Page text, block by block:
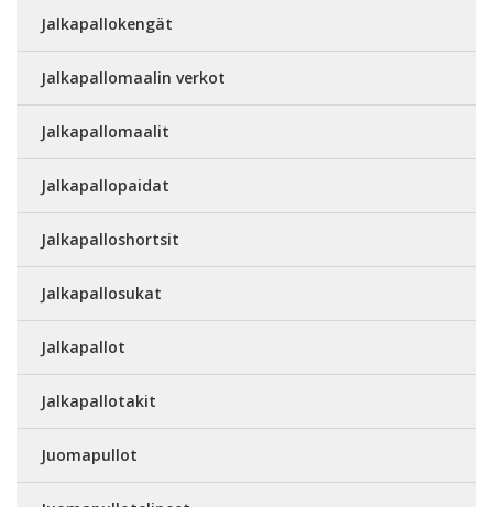
Jalkapallokengät
Jalkapallomaalin verkot
Jalkapallomaalit
Jalkapallopaidat
Jalkapalloshortsit
Jalkapallosukat
Jalkapallot
Jalkapallotakit
Juomapullot